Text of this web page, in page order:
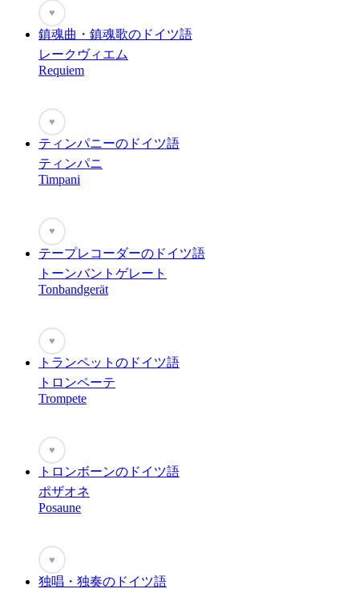
♥
鎮魂曲・鎮魂歌のドイツ語
レークヴィエム
Requiem
♥
ティンパニーのドイツ語
ティンパニ
Timpani
♥
テープレコーダーのドイツ語
トーンバントゲレート
Tonbandgerät
♥
トランペットのドイツ語
トロンペーテ
Trompete
♥
トロンボーンのドイツ語
ポザオネ
Posaune
♥
独唱・独奏のドイツ語